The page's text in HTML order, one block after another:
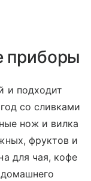
приборы
и подходит
со сливками
нож и вилка
фруктов и
для чая, кофе